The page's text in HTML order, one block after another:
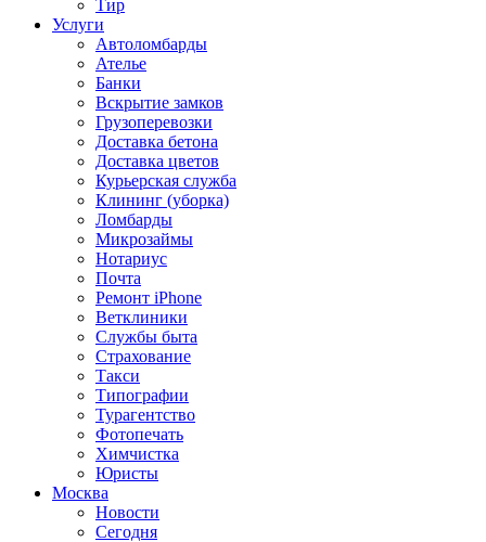
Тир
Услуги
Автоломбарды
Ателье
Банки
Вскрытие замков
Грузоперевозки
Доставка бетона
Доставка цветов
Курьерская служба
Клининг (уборка)
Ломбарды
Микрозаймы
Нотариус
Почта
Ремонт iPhone
Ветклиники
Службы быта
Страхование
Такси
Типографии
Турагентство
Фотопечать
Химчистка
Юристы
Москва
Новости
Сегодня